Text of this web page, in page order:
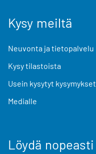
Kysy meiltä
Neuvonta ja tietopalvelu
Kysy tilastoista
Usein kysytyt kysymykset
Medialle
Löydä nopeasti